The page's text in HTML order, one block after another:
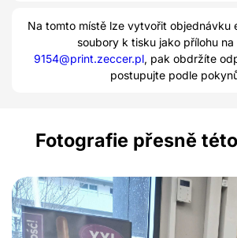
Na tomto místě lze vytvořit objednávku
soubory k tisku jako přílohu na
9154@print.zeccer.pl, pak obdržíte
postupujte podle
Fotografie přesně